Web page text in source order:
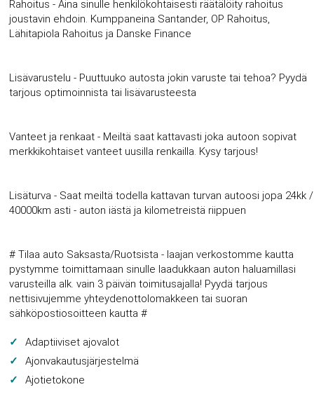
Rahoitus - Aina sinulle henkilökohtaisesti räätälöity rahoitus
joustavin ehdoin. Kumppaneina Santander, OP Rahoitus,
Lähitapiola Rahoitus ja Danske Finance
Lisävarustelu - Puuttuuko autosta jokin varuste tai tehoa? Pyydä
tarjous optimoinnista tai lisävarusteesta
Vanteet ja renkaat - Meiltä saat kattavasti joka autoon sopivat
merkkikohtaiset vanteet uusilla renkailla. Kysy tarjous!
Lisäturva - Saat meiltä todella kattavan turvan autoosi jopa 24kk /
40000km asti - auton iästä ja kilometreistä riippuen
# Tilaa auto Saksasta/Ruotsista - laajan verkostomme kautta
pystymme toimittamaan sinulle laadukkaan auton haluamillasi
varusteilla alk. vain 3 päivän toimitusajalla! Pyydä tarjous
nettisivujemme yhteydenottolomakkeen tai suoran
sähköpostiosoitteen kautta #
Adaptiiviset ajovalot
Ajonvakautusjärjestelmä
Ajotietokone